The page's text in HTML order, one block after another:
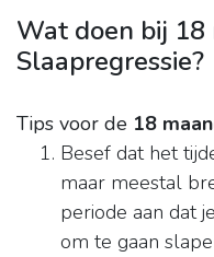
Wat doen bij 18
Slaapregressie?
Tips voor de 18
Besef dat het
maar meestal
periode aan dat
om te gaan